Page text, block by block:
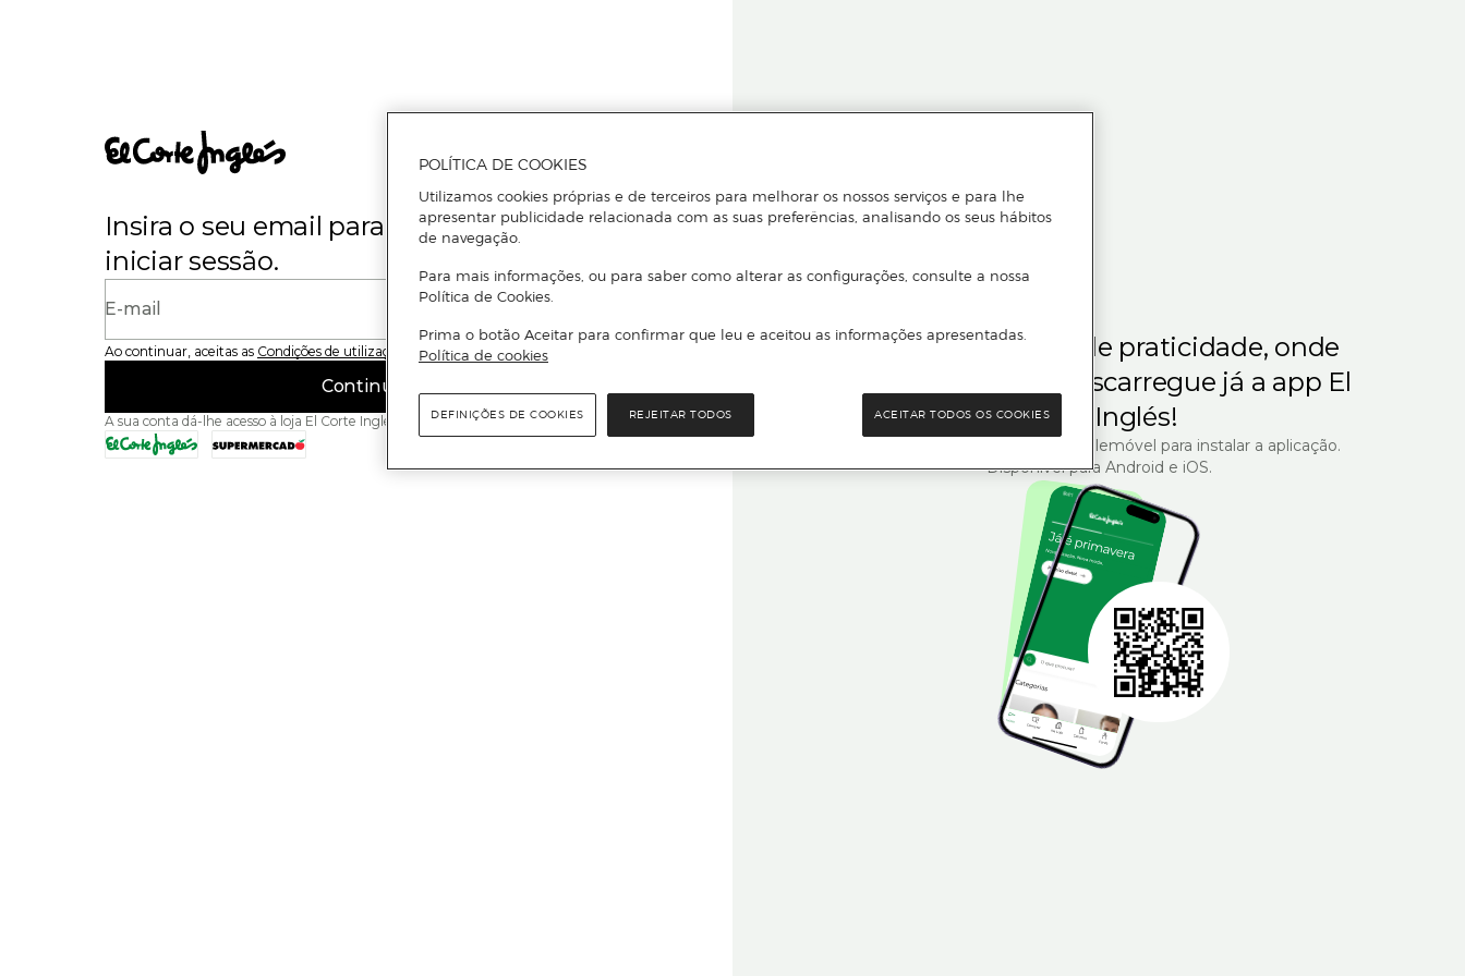
Insira o seu email para se registar ou
iniciar sessão.
E-mail
Ao continuar, aceitas as Condições de utilização do site
Continuar
A sua conta dá-lhe acesso à loja El Corte Inglés e ao Supermercado El Corte Inglés.
Para quem gosta de praticidade, onde
Descarregue já a app El
Corte Inglés!
Leia o código QR com o seu telemóvel para instalar a aplicação.
Disponível para Android e iOS.
POLÍTICA DE COOKIES
Utilizamos cookies próprias e de terceiros para melhorar os nossos serviços e para lhe
apresentar publicidade relacionada com as suas preferências, analisando os seus hábitos
de navegação.
Para mais informações, ou para saber como alterar as configurações, consulte a nossa
Política de Cookies.
Prima o botão Aceitar para confirmar que leu e aceitou as informações apresentadas.
Política de cookies
REJEITAR TODOS ACEITAR TODOS OS COOKIES
DEFINIÇÕES DE COOKIES